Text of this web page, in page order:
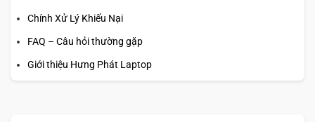
Chính Xử Lý Khiếu Nại
FAQ – Câu hỏi thường gặp
Giới thiệu Hưng Phát Laptop